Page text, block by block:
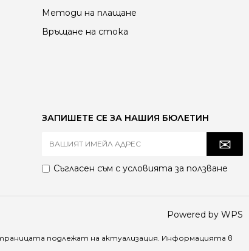
Методи на плащане
Връщане на стока
ЗАПИШЕТЕ СЕ ЗА НАШИЯ БЮЛЕТИН
Съгласен съм с условията за ползване
Powered by WPS
подлежат на актуализация. Информацията в